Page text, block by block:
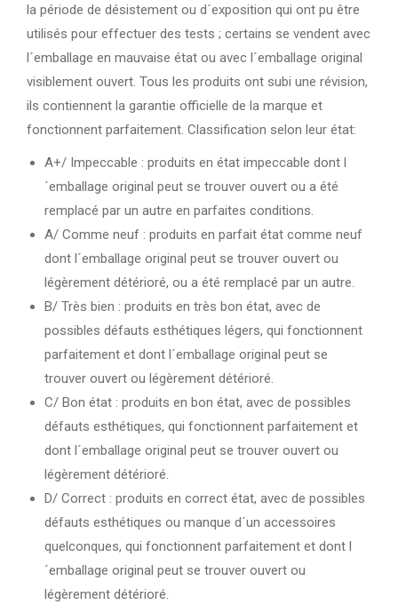
la période de désistement ou d´exposition qui ont pu être
utilisés pour effectuer des tests ; certains se vendent avec
l´emballage en mauvaise état ou avec l´emballage original
visiblement ouvert. Tous les produits ont subi une révision,
ils contiennent la garantie officielle de la marque et
fonctionnent parfaitement. Classification selon leur état:
A+/ Impeccable : produits en état impeccable dont l
´emballage original peut se trouver ouvert ou a été
remplacé par un autre en parfaites conditions.
A/ Comme neuf : produits en parfait état comme neuf
dont l´emballage original peut se trouver ouvert ou
légèrement détérioré, ou a été remplacé par un autre.
B/ Très bien : produits en très bon état, avec de
possibles défauts esthétiques légers, qui fonctionnent
parfaitement et dont l´emballage original peut se
trouver ouvert ou légèrement détérioré.
C/ Bon état : produits en bon état, avec de possibles
défauts esthétiques, qui fonctionnent parfaitement et
dont l´emballage original peut se trouver ouvert ou
légèrement détérioré.
D/ Correct : produits en correct état, avec de possibles
défauts esthétiques ou manque d´un accessoires
quelconques, qui fonctionnent parfaitement et dont l
´emballage original peut se trouver ouvert ou
légèrement détérioré.